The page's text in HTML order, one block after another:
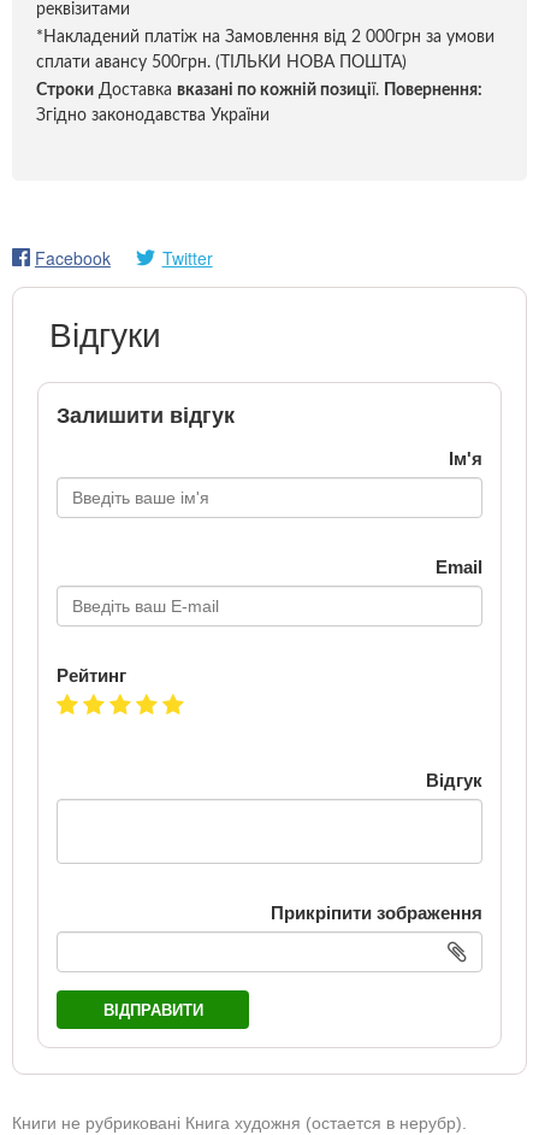
реквізитами
*Накладений платіж на Замовлення від 2 000грн за умови
сплати авансу 500грн. (ТІЛЬКИ НОВА ПОШТА)
Строки Доставка вказані по кожній позиції.
Повернення:
Згідно законодавства України
Facebook Twitter
Відгуки
Залишити відгук
Ім'я
Email
Рейтинг
Відгук
Прикріпити зображення
ВІДПРАВИТИ
Книги не рубриковані Книга художня (остается в нерубр).